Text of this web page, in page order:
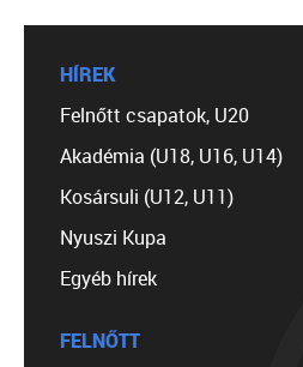
HÍREK
Felnőtt csapatok, U20
Akadémia (U18, U16, U14)
Kosársuli (U12, U11)
Nyuszi Kupa
Egyéb hírek
FELNŐTT